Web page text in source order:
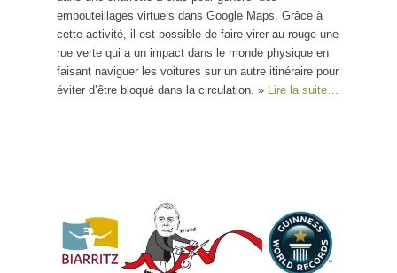
embouteillages virtuels dans Google Maps. Grâce à
cette activité, il est possible de faire virer au rouge une
rue verte qui a un impact dans le monde physique en
faisant naviguer les voitures sur un autre itinéraire pour
éviter d’être bloqué dans la circulation. » Lire la suite…